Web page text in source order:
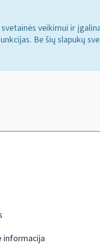
veikimui ir
Be šių slapukų
informacija